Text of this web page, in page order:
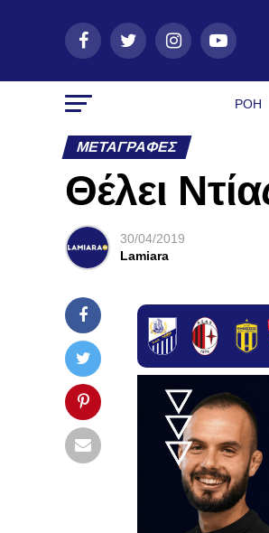
ΡΟΗ
ΜΕΤΑΓΡΑΦΈΣ
Θέλει
30/04/2019
Lamiara